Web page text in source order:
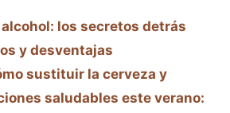
los secretos detrás
y desventajas
sustituir la cerveza y
saludables este verano: